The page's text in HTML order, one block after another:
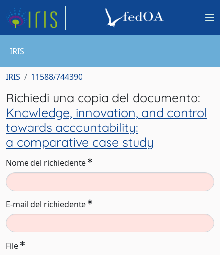
IRIS
IRIS 11588/744390
Richiedi una copia del documento:
Knowledge, innovation, and control
towards accountability:
a comparative case study
Nome del richiedente
E-mail del richiedente
File